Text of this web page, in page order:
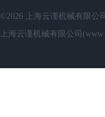
©2026 上海云谨机械有限公
上海云谨机械有限公司